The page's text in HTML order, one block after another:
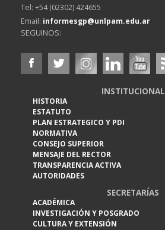
Tel: +54 (02302) 424655
Email: informesgp@unlpam.edu.ar
SEGUINOS:
INSTITUCIONAL
HISTORIA
ESTATUTO
PLAN ESTRATEGICO Y PDI
NORMATIVA
CONSEJO SUPERIOR
MENSAJE DEL RECTOR
TRANSPARENCIA ACTIVA
AUTORIDADES
SECRETARÍAS
ACADÉMICA
INVESTIGACIÓN Y POSGRADO
CULTURA Y EXTENSIÓN